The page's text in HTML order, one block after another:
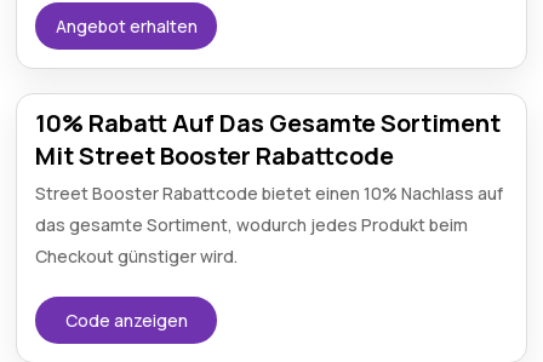
Angebot erhalten
10% Rabatt Auf Das Gesamte Sortiment
Mit Street Booster Rabattcode
Street Booster Rabattcode bietet einen 10% Nachlass auf
das gesamte Sortiment, wodurch jedes Produkt beim
Checkout günstiger wird.
Code anzeigen